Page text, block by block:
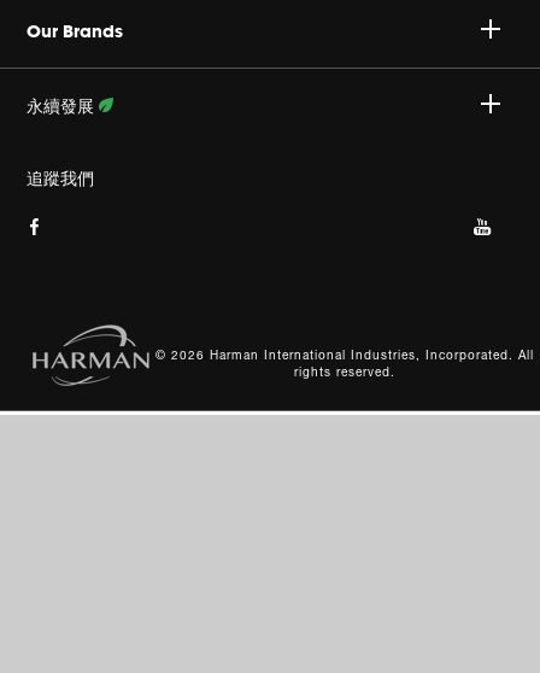
JBL Quantum 系列
Our Brands
永續發展
瞭解更多資訊
追蹤我們
© 2026 Harman International Industries, Incorporated. All
rights reserved.